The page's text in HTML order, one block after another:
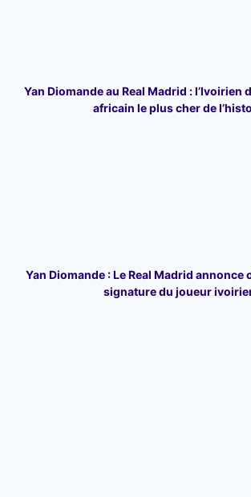
Yan Diomande au Real Madrid : l’Ivoirien
africain le plus cher de
Yan Diomande : Le Real Madrid
signature du joueur